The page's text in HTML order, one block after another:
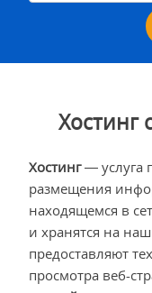
Хостинг
Хостинг— услуга
размещения
находящемся в
и хранятся на
предоставляют
просмотра веб-